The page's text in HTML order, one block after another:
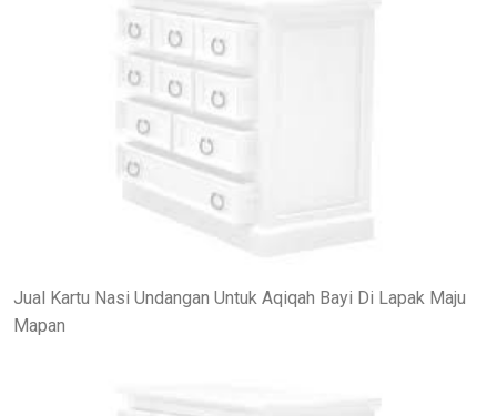
Jual Kartu Nasi Undangan Untuk Aqiqah Bayi Di Lapak Maju
Mapan